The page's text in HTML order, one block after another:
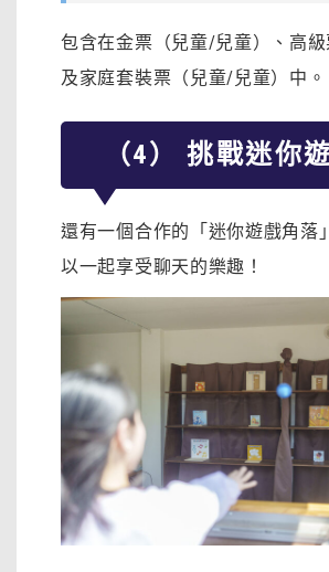
包含在金票（兒童/兒童）、高級
及家庭套裝票（兒童/兒童）中。
（4） 挑戰迷你
還有一個合作的「迷你遊戲角落
以一起享受聊天的樂趣！